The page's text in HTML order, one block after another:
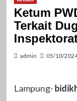
Ketum
Terkait
admin 05/10/
Lampung-